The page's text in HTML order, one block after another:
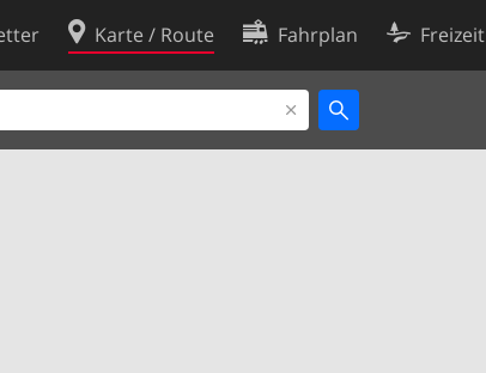
Karte / Route Fahrplan Freizeit
Cookie-Richtlinie
Cookie-Einstellungen